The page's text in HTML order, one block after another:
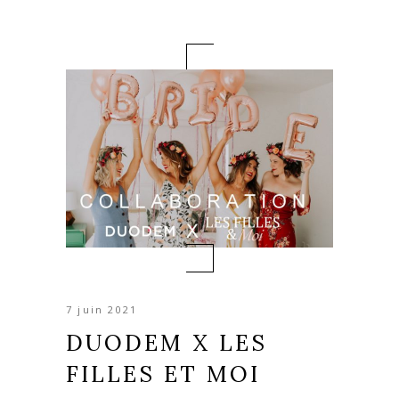
7 juin 2021
DUODEM X LES
FILLES ET MOI